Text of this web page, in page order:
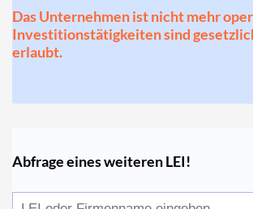
Das Unternehmen ist nicht mehr
Investitionstätigkeiten sind
erlaubt.
Abfrage eines weiteren LEI!